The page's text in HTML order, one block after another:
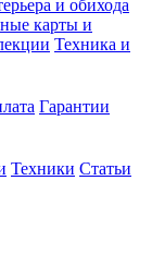
и обихода
карты и
Техника и
Гарантии
Техники Статьи